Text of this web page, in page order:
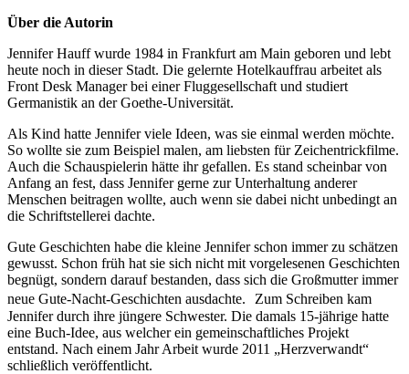
Über die Autorin
Jennifer Hauff wurde 1984 in Frankfurt am Main geboren und lebt
heute noch in dieser Stadt. Die gelernte Hotelkauffrau arbeitet als
Front Desk Manager bei einer Fluggesellschaft und studiert
Germanistik an der Goethe-Universität.
Als Kind hatte Jennifer viele Ideen, was sie einmal werden möchte.
So wollte sie zum Beispiel malen, am liebsten für Zeichentrickfilme.
Auch die Schauspielerin hätte ihr gefallen. Es stand scheinbar von
Anfang an fest, dass Jennifer gerne zur Unterhaltung anderer
Menschen beitragen wollte, auch wenn sie dabei nicht unbedingt an
die Schriftstellerei dachte.
Gute Geschichten habe die kleine Jennifer schon immer zu schätzen
gewusst. Schon früh hat sie sich nicht mit vorgelesenen Geschichten
begnügt, sondern darauf bestanden, dass sich die Großmutter immer
neue Gute-Nacht-Geschichten ausdachte. Zum Schreiben kam
Jennifer durch ihre jüngere Schwester. Die damals 15-jährige hatte
eine Buch-Idee, aus welcher ein gemeinschaftliches Projekt
entstand. Nach einem Jahr Arbeit wurde 2011 „Herzverwandt“
schließlich veröffentlicht.